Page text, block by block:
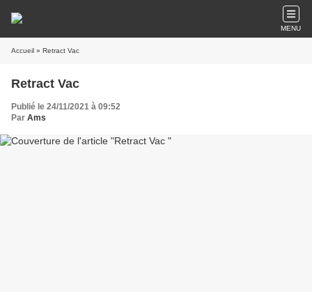
MENU
Accueil » Retract Vac
Retract Vac
Publié le 24/11/2021 à 09:52
Par Ams